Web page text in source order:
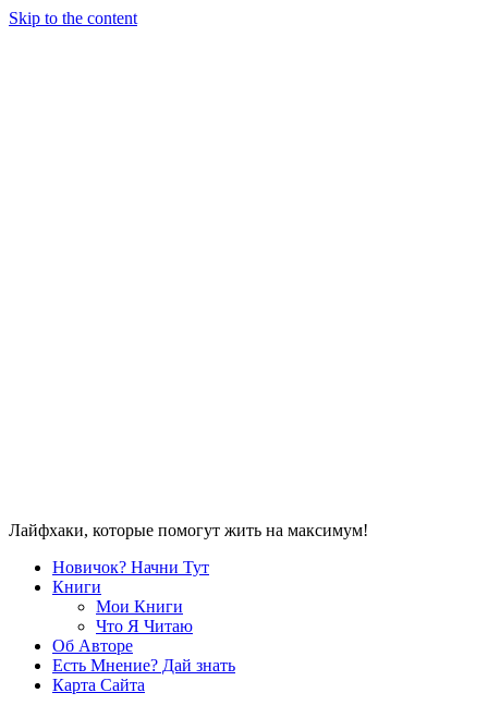
Skip to the content
Лайфхаки, которые помогут жить на максимум!
Новичок? Начни Тут
Книги
Мои Книги
Что Я Читаю
Об Авторе
Есть Мнение? Дай знать
Карта Сайта